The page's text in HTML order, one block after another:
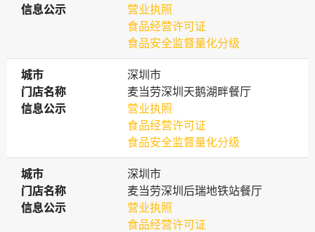
信息公示
信息公示
营业执照
食品经营许可证
食品安全监督量化分级
城市
城市
深圳市
门店名称
门店名称
麦当劳深圳天鹅湖畔餐厅
信息公示
信息公示
营业执照
食品经营许可证
食品安全监督量化分级
城市
城市
深圳市
门店名称
门店名称
麦当劳深圳后瑞地铁站餐厅
信息公示
信息公示
营业执照
食品经营许可证